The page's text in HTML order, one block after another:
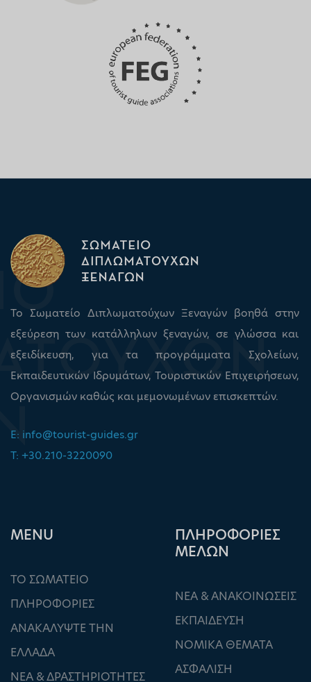
Το Σωματείο Διπλωματούχων Ξεναγών βοηθά στην
εξεύρεση των κατάλληλων ξεναγών, σε γλώσσα και
εξειδίκευση, για τα προγράμματα Σχολείων,
Εκπαιδευτικών Ιδρυμάτων, Τουριστικών Επιχειρήσεων,
Οργανισμών καθώς και μεμονωμένων επισκεπτών.
E: info@tourist-guides.gr
T: +30.210-3220090
ΜΕΝU
ΤΟ ΣΩΜΑΤΕΙΟ
ΠΛΗΡΟΦΟΡΙΕΣ
ΑΝΑΚΑΛΥΨΤΕ ΤΗΝ
ΕΛΛΑΔΑ
ΝΕΑ & ΔΡΑΣΤΗΡΙΟΤΗΤΕΣ
ΠΛΗΡΟΦΟΡΙΕΣ
ΜΕΛΩΝ
ΝΕΑ & ΑΝΑΚΟΙΝΩΣΕΙΣ
ΕΚΠΑΙΔΕΥΣΗ
ΝΟΜΙΚΑ ΘΕΜΑΤΑ
ΑΣΦΑΛΙΣΗ